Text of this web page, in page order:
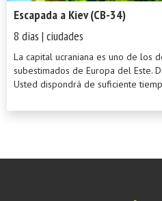
Escapada a Kiev (CB-34)
8 dias | ciudades
La capital ucraniana es uno de los
subestimados de Europa del Este.
Usted dispondrá de suficiente